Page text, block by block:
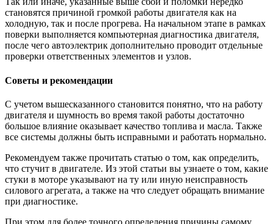
становятся причиной громкой работы двигателя как на
холодную, так и после прогрева. На начальном этапе в рамках
поверки выполняется компьютерная диагностика двигателя,
после чего автоэлектрик дополнительно проводит отдельные
проверки ответственных элементов и узлов.
Советы и рекомендации
С учетом вышесказанного становится понятно, что на работу
двигателя и шумность во время такой работы достаточно
большое влияние оказывает качество топлива и масла. Также
все системы должны быть исправными и работать нормально.
Рекомендуем также прочитать статью о том, как определить,
что стучит в двигателе. Из этой статьи вы узнаете о том, какие
стуки в моторе указывают на ту или иную неисправность
силового агрегата, а также на что следует обращать внимание
при диагностике.
При этом для более точного определения причины самому